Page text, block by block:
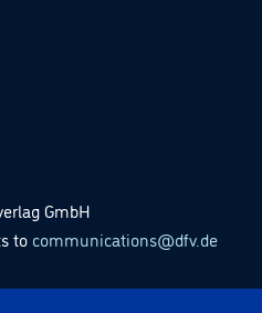
GmbH
to communications@dfv.de